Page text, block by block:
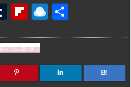
T
m
bl
r
Fl
b
o
ar
R
n
dr
o
いします
B!